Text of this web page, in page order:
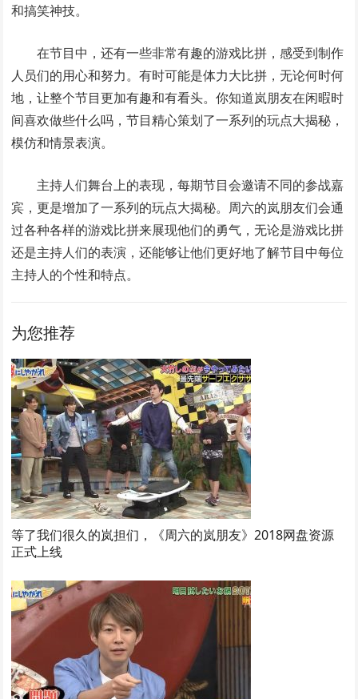
和搞笑神技。
在节目中，还有一些非常有趣的游戏比拼，感受到制作
人员们的用心和努力。有时可能是体力大比拼，无论何时何
地，让整个节目更加有趣和有看头。你知道岚朋友在闲暇时
间喜欢做些什么吗，节目精心策划了一系列的玩点大揭秘，
模仿和情景表演。
主持人们舞台上的表现，每期节目会邀请不同的参战嘉
宾，更是增加了一系列的玩点大揭秘。周六的岚朋友们会通
过各种各样的游戏比拼来展现他们的勇气，无论是游戏比拼
还是主持人们的表演，还能够让他们更好地了解节目中每位
主持人的个性和特点。
为您推荐
等了我们很久的岚担们，《周六的岚朋友》2018网盘资源
正式上线